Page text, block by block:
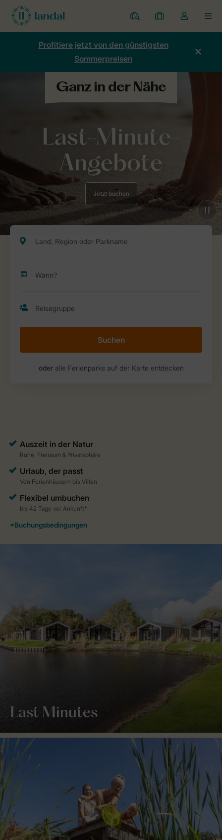
Ferienparks
Meine
Buchungen
Dropdown-
Menü
Kontos
Profitiere jetzt von den günstigsten
Sommerpreisen
Last-Minute-
Angebote
Jetzt buchen
Suchen
oderalle Ferienparks auf der Karte entdecken
Last Minutes